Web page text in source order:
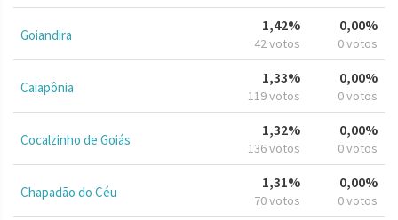
Goiandira
1,42%
42 votos
0,00%
0 votos
Caiapônia
1,33%
119 votos
0,00%
0 votos
Cocalzinho de Goiás
1,32%
136 votos
0,00%
0 votos
Chapadão do Céu
1,31%
70 votos
0,00%
0 votos